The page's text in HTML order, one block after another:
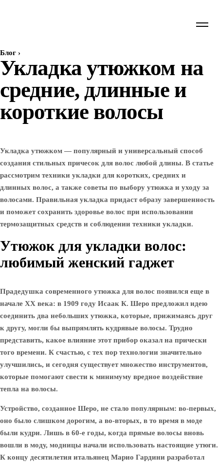
Блог ›
Укладка утюжком на
средние, длинные и
короткие волосы
Укладка утюжком — популярный и универсальный способ
создания стильных причесок для волос любой длины. В статье
рассмотрим техники укладки для коротких, средних и
длинных волос, а также советы по выбору утюжка и уходу за
волосами. Правильная укладка придаст образу завершенность
и поможет сохранить здоровье волос при использовании
термозащитных средств и соблюдении техники укладки.
Утюжок для укладки волос:
любимый женский гаджет
Прадедушка современного утюжка для волос появился еще в
начале XX века: в 1909 году Исаак К. Шеро предложил идею
соединить два небольших утюжка, которые, прижимаясь друг
к другу, могли бы выпрямлять кудрявые волосы. Трудно
представить, какое влияние этот прибор оказал на прически
того времени. К счастью, с тех пор технологии значительно
улучшились, и сегодня существует множество инструментов,
которые помогают свести к минимуму вредное воздействие
тепла на волосы.
Устройство, созданное Шеро, не стало популярным: во-первых,
оно было слишком дорогим, а во-вторых, в то время в моде
были кудри. Лишь в 60-е годы, когда прямые волосы вновь
вошли в моду, модницы начали использовать настоящие утюги.
К концу десятилетия итальянец Марио Гардини разработал